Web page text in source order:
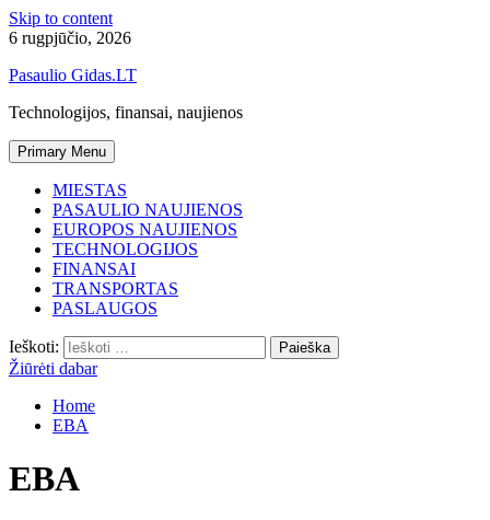
Skip to content
6 rugpjūčio, 2026
Pasaulio Gidas.LT
Technologijos, finansai, naujienos
Primary Menu
MIESTAS
PASAULIO NAUJIENOS
EUROPOS NAUJIENOS
TECHNOLOGIJOS
FINANSAI
TRANSPORTAS
PASLAUGOS
Ieškoti:
Žiūrėti dabar
Home
EBA
EBA